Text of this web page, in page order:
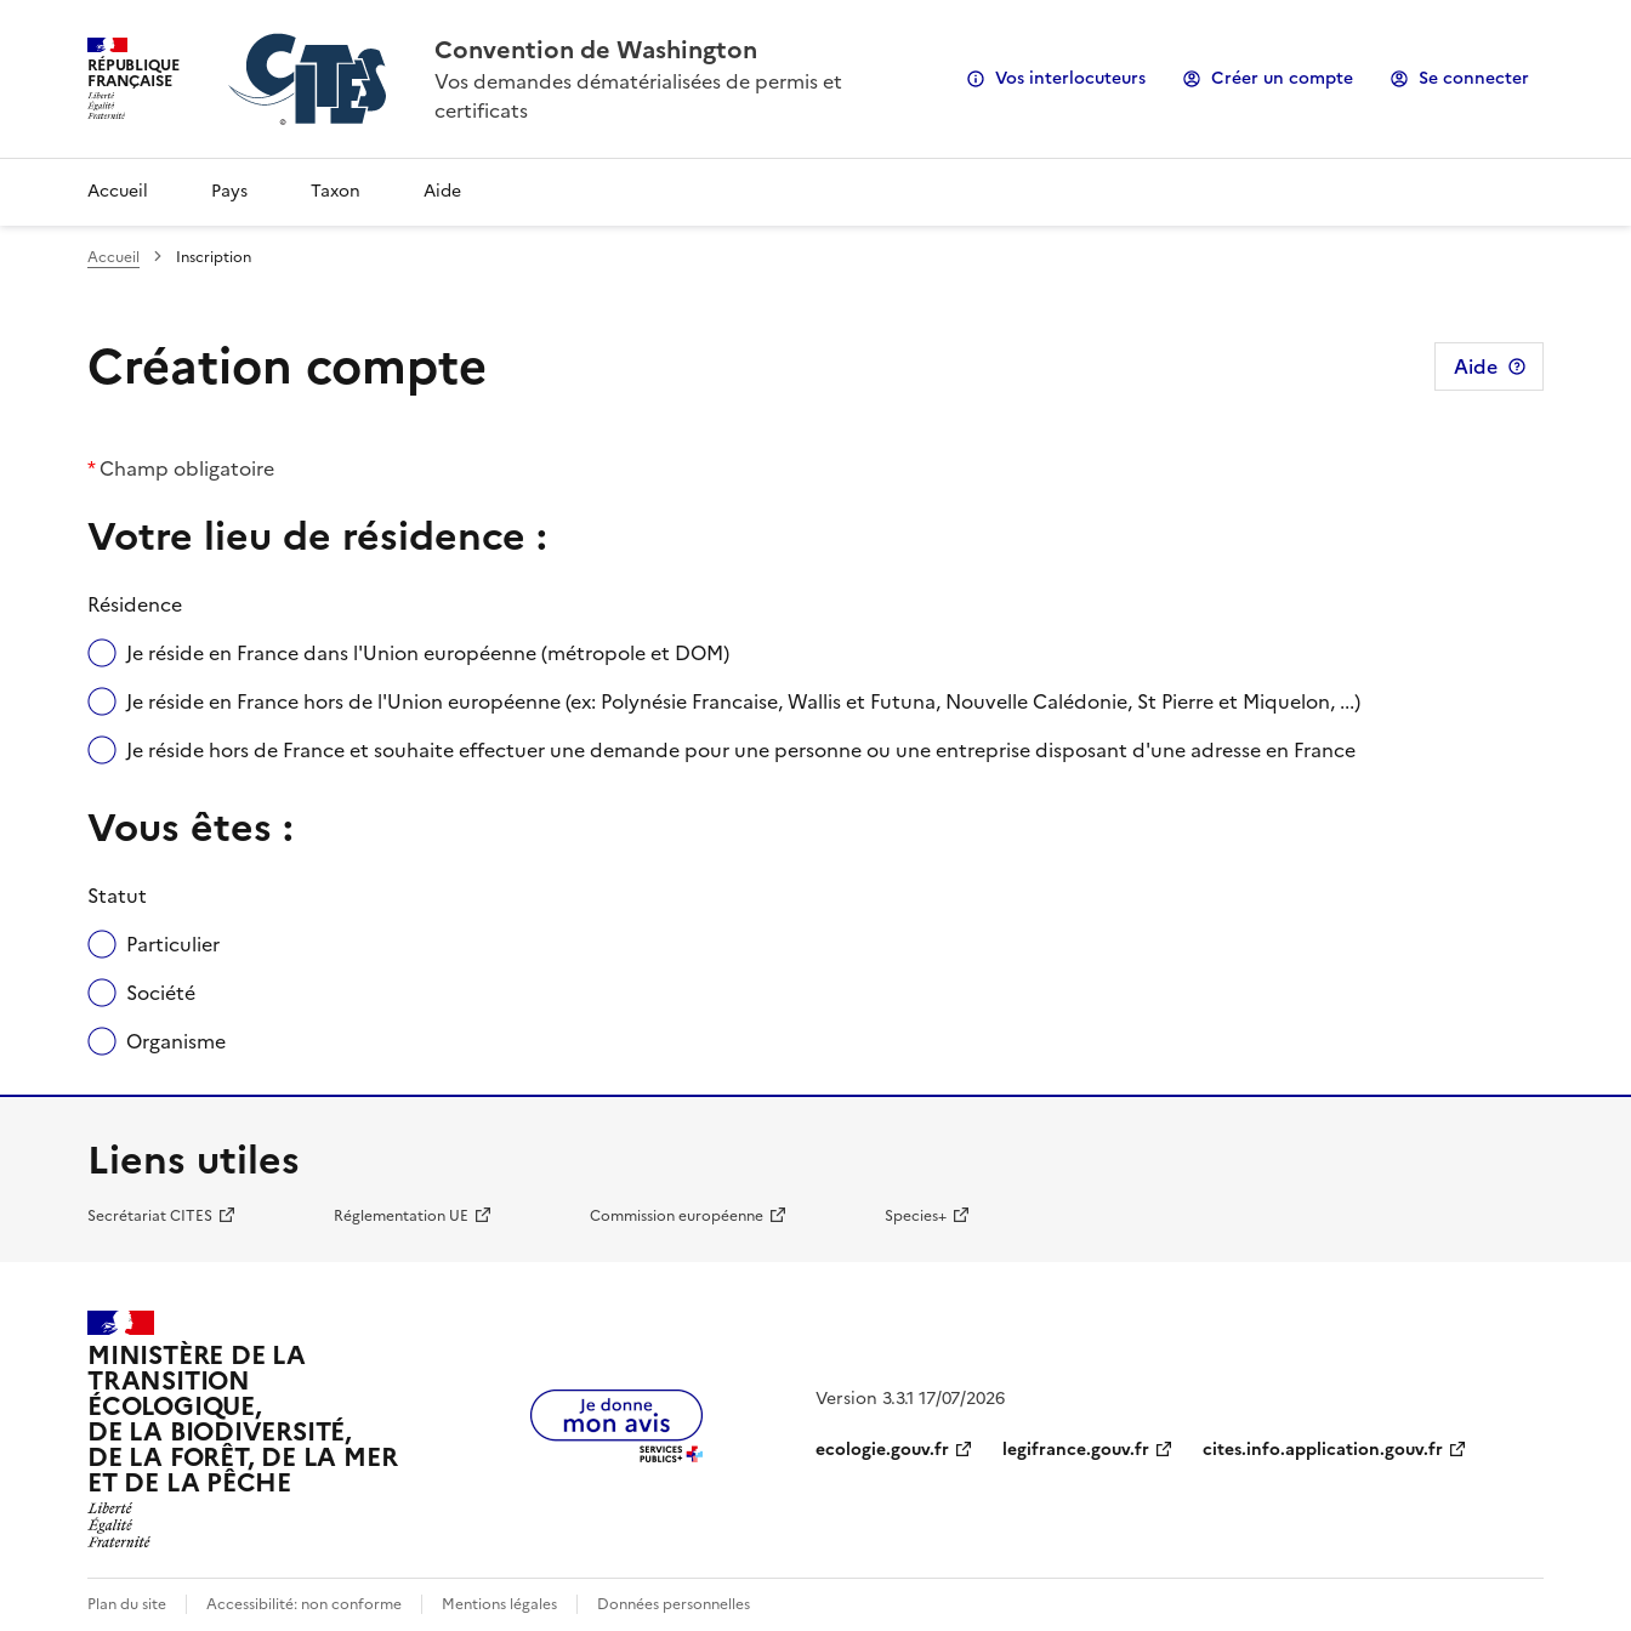
RÉPUBLIQUE
FRANÇAISE
Convention de Washington
Vos demandes dématérialisées de permis et
certificats
Vos interlocuteurs Créer un compte Se connecter
Accueil Pays Taxon Aide
Accueil Inscription
Création compte Aide
*Champ obligatoire
Votre lieu de résidence :
Résidence
Je réside en France dans l'Union européenne (métropole et DOM)
Je réside en France hors de l'Union européenne (ex: Polynésie Francaise, Wallis et Futuna, Nouvelle Calédonie, St Pierre et Miquelon, ...)
Je réside hors de France et souhaite effectuer une demande pour une personne ou une entreprise disposant d'une adresse en France
Vous êtes :
Statut
Particulier
Société
Organisme
Liens utiles
Secrétariat CITES Réglementation UE Commission européenne Species+
MINISTÈRE DE LA
TRANSITION
ÉCOLOGIQUE,
DE LA BIODIVERSITÉ,
DE LA FORÊT, DE LA MER
ET DE LA PÊCHE
Version 3.3.1 17/07/2026
ecologie.gouv.fr
legifrance.gouv.fr cites.info.application.gouv.fr
Plan du site Accessibilité: non conforme Mentions légales Données personnelles